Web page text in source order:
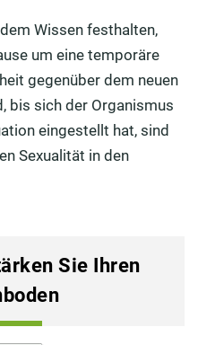
Wissen festhalten,
um eine temporäre
gegenüber dem neuen
bis sich der Organismus
eingestellt hat, sind
Sexualität in den